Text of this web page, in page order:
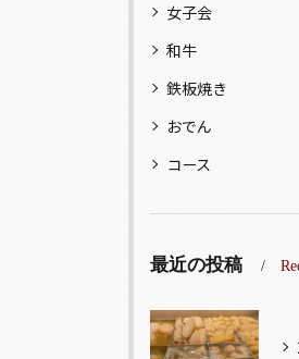
女子会
和牛
鉄板焼き
おでん
コース
最近の投稿